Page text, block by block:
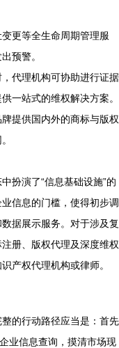
更等全生命周期管理服
预警。
代理机构可协助进行证据
一站式的维权解决方案。
牌提供国内外的商标与版权
扮演了“信息基础设施”的
信息的门槛，使得初步调
据展示服务。对于涉及复
册、版权代理及深度维权
产权代理机构或律师。
的行动路径应当是：首先
业信息查询，摸清市场现